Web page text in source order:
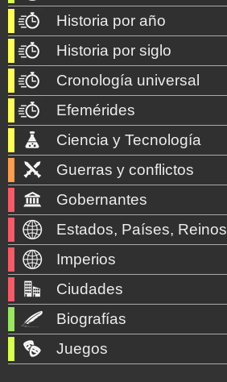
Historia por año
Historia por siglo
Cronología universal
Efemérides
Ciencia y Tecnología
Guerras y conflictos
Gobernantes
Estados, Países, Reinos
Imperios
Ciudades
Biografías
Juegos